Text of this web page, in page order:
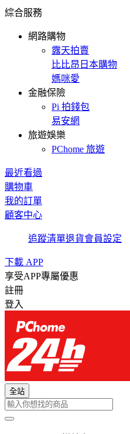
綜合服務
網路購物
露天拍賣
比比昂日本購物
媽咪愛
金融保險
Pi 拍錢包
易安網
旅遊娛樂
PChome 旅遊
最近看過
購物車
我的訂單
顧客中心
追蹤清單退貨會員設定
下載 APP
享受APP專屬優惠
註冊
登入
全站